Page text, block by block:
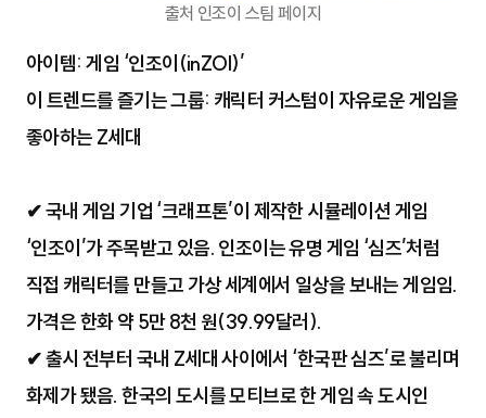
출처 인조이 스팀 페이지
아이템: 게임 ‘인조이(inZOI)’
이 트렌드를 즐기는 그룹: 캐릭터 커스텀이 자유로운 게임을
좋아하는 Z세대
✔ 국내 게임 기업 ‘크래프톤’이 제작한 시뮬레이션 게임
‘인조이’가 주목받고 있음. 인조이는 유명 게임 ‘심즈’처럼
직접 캐릭터를 만들고 가상 세계에서 일상을 보내는 게임임.
가격은 한화 약 5만 8천 원(39.99달러).
✔ 출시 전부터 국내 Z세대 사이에서 ‘한국판 심즈’로 불리며
화제가 됐음. 한국의 도시를 모티브로 한 게임 속 도시인